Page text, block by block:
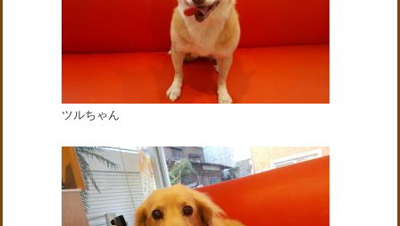
ツルちゃん